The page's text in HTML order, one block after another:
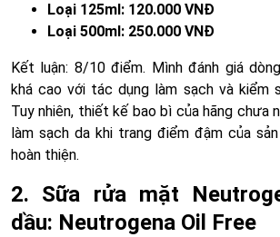
Loại 125ml: 120.000 VNĐ
Loại 500ml: 250.000 VNĐ
Kết luận: 8/10 điểm. Mình đánh giá
khá cao với tác dụng làm sạch và kiểm
Tuy nhiên, thiết kế bao bì của hãng chưa
làm sạch da khi trang điểm đậm của
hoàn thiện.
2. Sữa rửa mặt
dầu: Neutrogena Oil Free